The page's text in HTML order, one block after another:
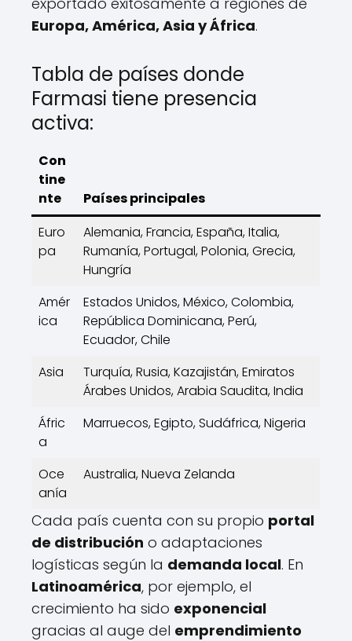
Europa, América, Asia y África.
Tabla de países donde
Farmasi tiene presencia
activa:
Con
tine
nte
Países principales
Euro
pa
Alemania, Francia, España, Italia,
Rumanía, Portugal, Polonia, Grecia,
Hungría
Amér
ica
Estados Unidos, México, Colombia,
República Dominicana, Perú,
Ecuador, Chile
Asia
Turquía, Rusia, Kazajistán, Emiratos
Árabes Unidos, Arabia Saudita, India
Áfric
a
Marruecos, Egipto, Sudáfrica, Nigeria
Oce
anía
Australia, Nueva Zelanda
Cada país cuenta con su propio portal
de distribución o adaptaciones
logísticas según la demanda local. En
Latinoamérica, por ejemplo, el
crecimiento ha sido exponencial
gracias al auge del emprendimiento